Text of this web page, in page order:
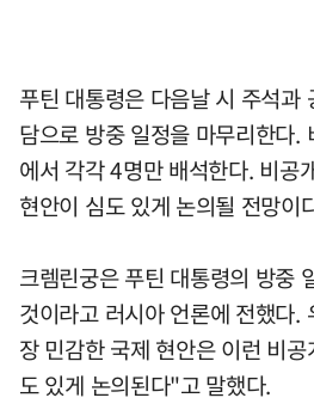
푸틴 대통령은 다음날 시 주석과
담으로 방중 일정을 마무리한다.
에서 각각 4명만 배석한다. 비공
현안이 심도 있게 논의될 전망이
크렘린궁은 푸틴 대통령의 방중
것이라고 러시아 언론에 전했다.
장 민감한 국제 현안은 이런 비
도 있게 논의된다"고 말했다.